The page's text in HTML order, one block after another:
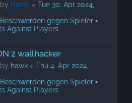
Harris « Tue 30. Apr 2024,
Beschwerden gegen Spieler ▪
Against Players
2 wallhacker
hawk « Thu 4. Apr 2024,
Beschwerden gegen Spieler ▪
Against Players